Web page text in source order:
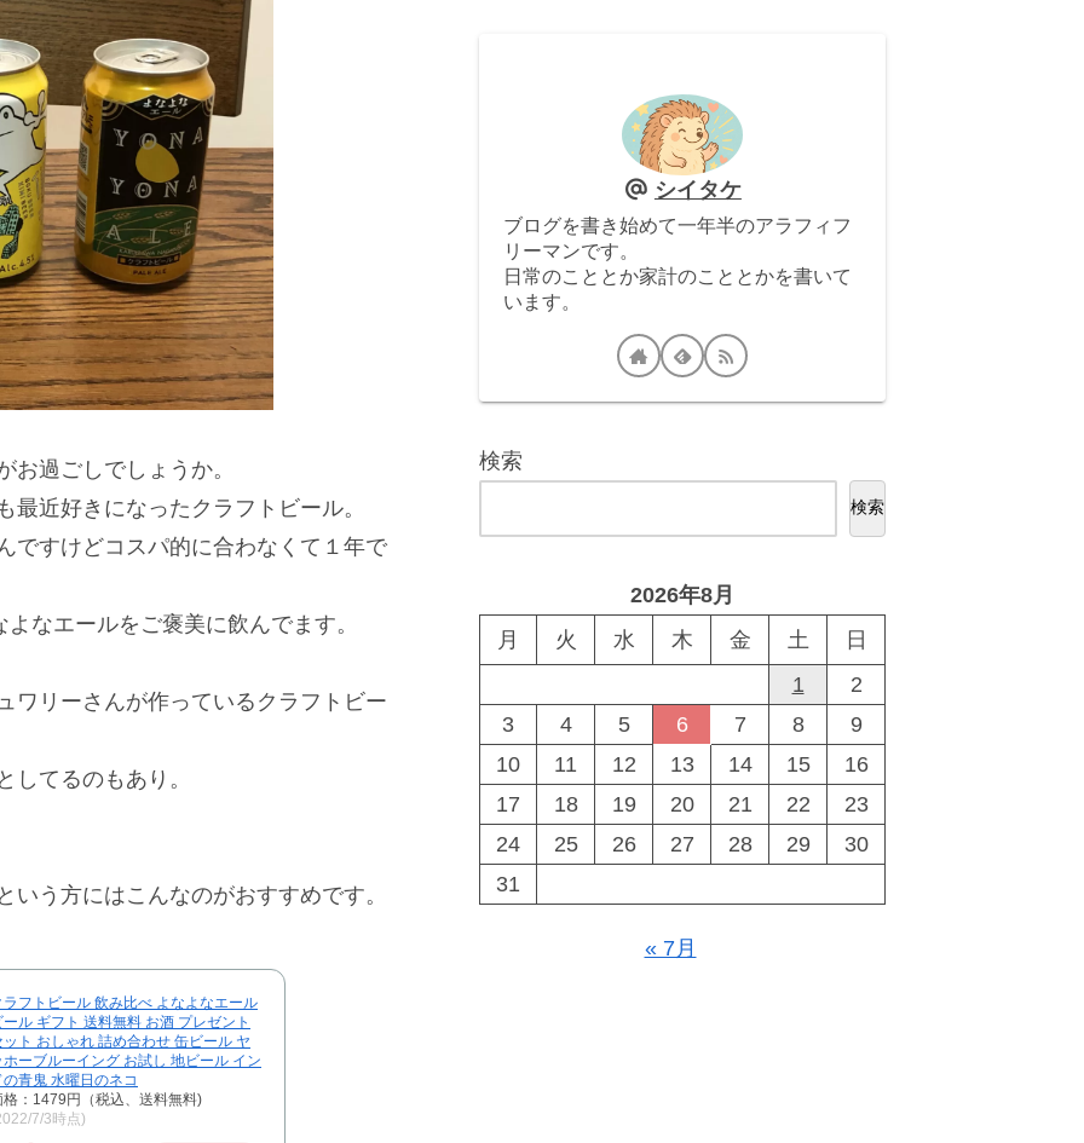
お過ごしでしょうか。
近好きになったクラフトビール。
ですけどコスパ的に合わなくて１年で
なエールをご褒美に飲んでます。
ワリーさんが作っているクラフトビー
してるのもあり。
う方にはこんなのがおすすめです。
ラフトビール 飲み比べ よなよなエール
ール ギフト 送料無料 お酒 プレゼント
ット おしゃれ 詰め合わせ 缶ビール ヤ
ホーブルーイング お試し 地ビール イン
の青鬼 水曜日のネコ
格：1479円（税込、送料無料)
7/3時点)
シイタケ
ブログを書き始めて一年半のアラフィフ
リーマンです。
日常のこととか家計のこととかを書いて
います。
検索
検索
2026年8月
月
火 水 木 金 土
日
1
2
3
4 5 6 7 8
9
10
11 12 13 14 15
16
17
18 19 20 21 22
23
24
25 26 27 28 29
30
31
« 7月